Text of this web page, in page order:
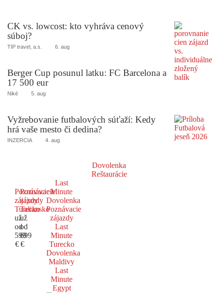
CK vs. lowcost: kto vyhráva cenový
súboj?
TIP travel, a.s. 6. aug
Berger Cup posunul latku: FC Barcelona a
17 500 eur
Niké 5. aug
Vyžrebovanie futbalových súťaží: Kedy
hrá vaše mesto či dedina?
INZERCIA 4. aug
Dovolenka
Reštaurácie
Poznávacie
zájazdy
Turecko
už
od
599
€
Poznávacie
zájazdy
Taliansko
už
od
699
€
Last
Minute
Dovolenka
Poznávacie
zájazdy
Last
Minute
Turecko
Dovolenka
Maldivy
Last
Minute
Egypt